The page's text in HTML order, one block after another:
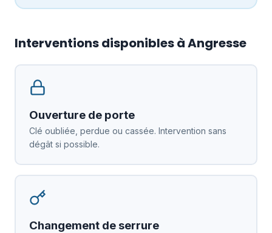
Interventions disponibles à Angresse
Ouverture de porte
Clé oubliée, perdue ou cassée. Intervention sans
dégât si possible.
Changement de serrure